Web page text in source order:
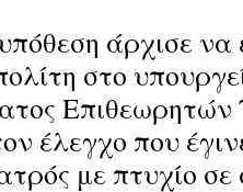
άρχισε να
στο
Επιθεωρητών
έλεγχο που
με πτυχίο